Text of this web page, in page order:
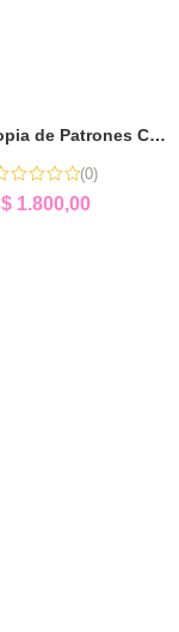
Puzzle Copia de Patrones Caracoles | Lógica y Aprendizaje
(0)
$1.800,00